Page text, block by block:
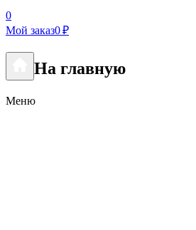
0
Мой заказ0 ₽
На главную
Меню